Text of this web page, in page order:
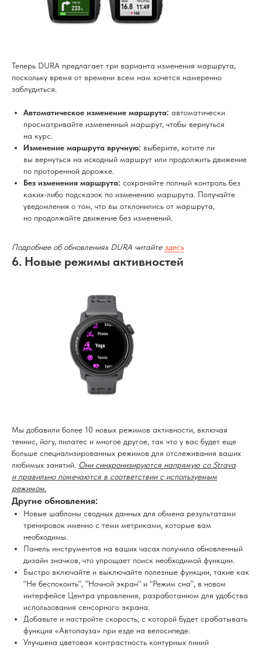
Теперь DURA предлагает три варианта изменения маршрута,
поскольку время от времени всем нам хочется намеренно
заблудиться.
Автоматическое изменение маршрута: автоматически
просматривайте измененный маршрут, чтобы вернуться
на курс.
Изменение маршрута вручную: выберите, хотите ли
вы вернуться на исходный маршрут или продолжить движение
по проторенной дорожке.
Без изменения маршрута: сохраняйте полный контроль без
каких-либо подсказок по изменению маршрута. Получайте
уведомления о том, что вы отклонились от маршрута,
но продолжайте движение без изменений.
Подробнее об обновлениях DURA читайте здесь
6. Новые режимы активностей
Мы добавили более 10 новых режимов активности, включая
теннис, йогу, пилатес и многое другое, так что у вас будет еще
больше специализированных режимов для отслеживания ваших
любимых занятий. Они синхронизируются напрямую со Strava
и правильно помечаются в соответствии с используемым
режимом.
Другие обновления:
Новые шаблоны сводных данных для обмена результатами
тренировок именно с теми метриками, которые вам
необходимы.
Панель инструментов на ваших часах получила обновленный
дизайн значков, что упрощает поиск необходимой функции.
Быстро включайте и выключайте полезные функции, такие как
"Не беспокоить", "Ночной экран" и "Режим сна", в новом
интерфейсе Центра управления, разработанном для удобства
использования сенсорного экрана.
Добавьте и настройте скорость, с которой будет срабатывать
функция «Автопауза» при езде на велосипеде.
Улучшена цветовая контрастность контурных линий